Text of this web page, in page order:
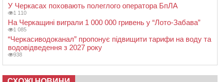
У Черкасах поховають полеглого оператора БпЛА
1 110
На Черкащині виграли 1 000 000 гривень у “Лото-Забава”
1 085
“Черкасиводоканал” пропонує підвищити тарифи на воду та
водовідведення з 2027 року
938